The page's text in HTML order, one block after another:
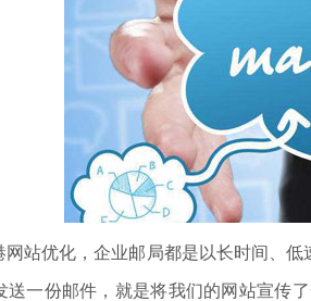
优化，企业邮局都是以长时间、低
送一份邮件，就是将我们的网站宣传